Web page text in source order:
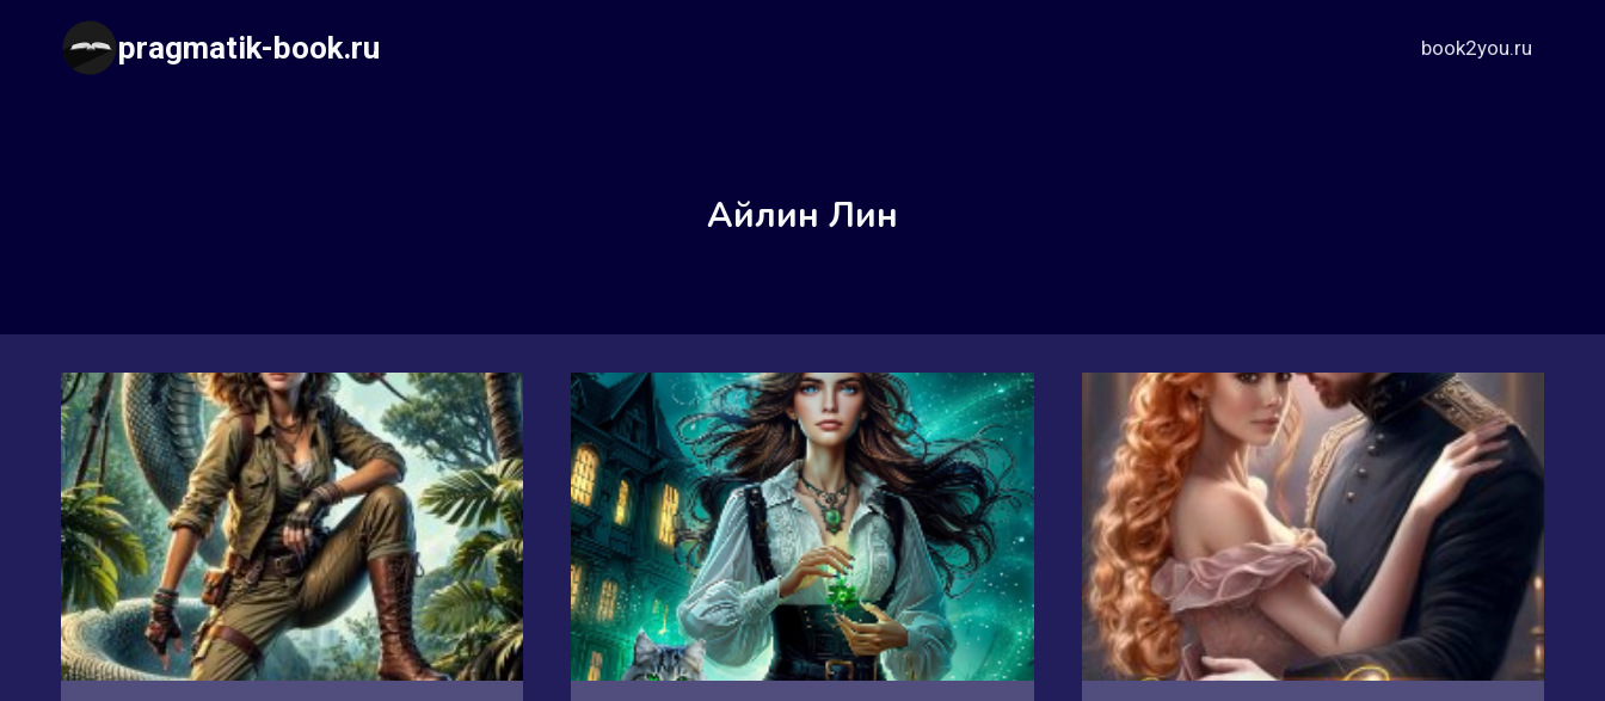
содержимому
pragmatik-book.ru book2you.ru
Айлин Лин